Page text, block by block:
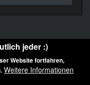
2026 der Film Noir de. Alle
jeder :)
Website fortfahren,
Weitere Informationen